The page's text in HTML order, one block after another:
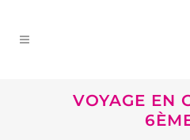
VOYAGE EN